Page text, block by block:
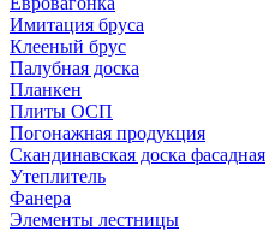
Имитация бруса
Клееный брус
Палубная доска
Планкен
Плиты ОСП
Погонажная продукция
Скандинавская доска фасадная
Утеплитель
Фанера
Элементы лестницы